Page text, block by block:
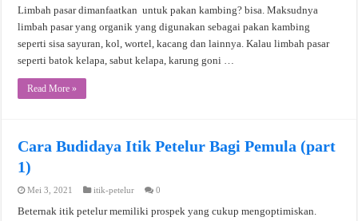
Limbah pasar dimanfaatkan untuk pakan kambing? bisa. Maksudnya
limbah pasar yang organik yang digunakan sebagai pakan kambing
seperti sisa sayuran, kol, wortel, kacang dan lainnya. Kalau limbah pasar
seperti batok kelapa, sabut kelapa, karung goni …
Read More »
Cara Budidaya Itik Petelur Bagi Pemula (part
1)
Mei 3, 2021 itik-petelur 0
Beternak itik petelur memiliki prospek yang cukup mengoptimiskan.